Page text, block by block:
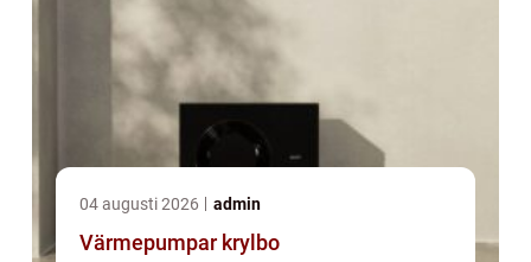
04 augusti 2026 admin
Värmepumpar krylbo